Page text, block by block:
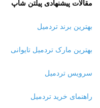
مقالات پیشنهادی پیلتن شاپ
بهترین برند تردمیل
بهترین مارک تردمیل تایوانی
سرویس تردمیل
راهنمای خرید تردمیل